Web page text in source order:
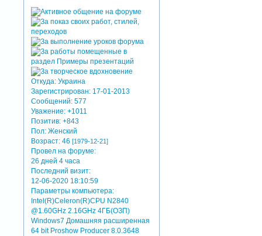
Откуда: Украина
Зарегистрирован: 17-01-2013
Сообщений: 577
Уважение: +1011
Позитив: +843
Пол: Женский
Возраст: 46[1979-12-21]
Провел на форуме:
26 дней 4 часа
Последний визит:
12-06-2020 18:10:59
Параметры компьютера:
Intel(R)Celeron(R)CPU N2840
@1.60GHz 2.16GHz 4ГБ(ОЗП)
Windows7 Домашняя расширенная
64 bit Proshow Producer 8.0.3648